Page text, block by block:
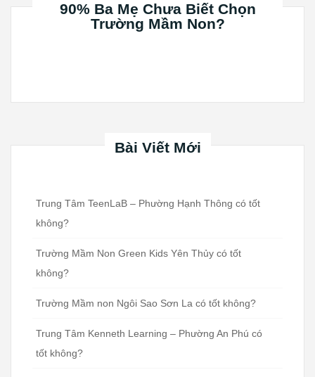
90% Ba Mẹ Chưa Biết Chọn
Trường Mầm Non?
Bài Viết Mới
Trung Tâm TeenLaB – Phường Hạnh Thông có tốt
không?
Trường Mầm Non Green Kids Yên Thủy có tốt
không?
Trường Mầm non Ngôi Sao Sơn La có tốt không?
Trung Tâm Kenneth Learning – Phường An Phú có
tốt không?